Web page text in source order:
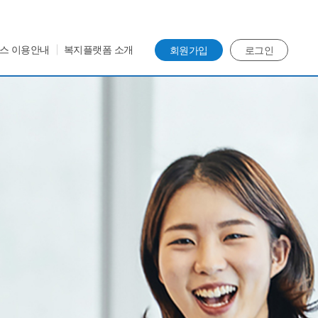
이용안내 복지플랫폼 소개 회원가입 로그인